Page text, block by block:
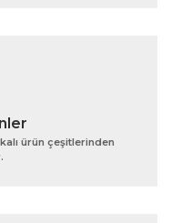
ürün çeşitlerinden